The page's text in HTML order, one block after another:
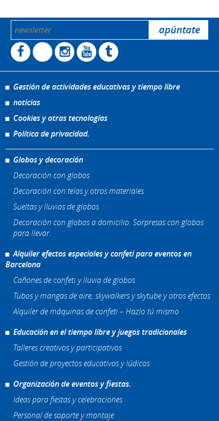
Gestión de actividades educativas y tiempo libre
noticias
Cookies y otras tecnologías
Política de privacidad.
Globos y decoración
Decoración con globos
Decoración con telas y otros materiales
Sueltas y lluvias de globos
Decoración con globos a domicilio. Sorpresas con globos
para llevar.
Alquiler efectos especiales y confeti para eventos en
Barcelona
Cañones de confeti y lluvia de globos
Tubos y mangas de aire, skywalkers y skytube y otros efectos
Alquiler de máquinas de confeti – Hazlo tú mismo
Educación en el tiempo libre y juegos tradicionales
Talleres creativos y participativos
Gestión de proyectos educativos y lúdicos
Organización de eventos y fiestas.
Ideas para fiestas y celebraciones
Personal de soporte y montaje